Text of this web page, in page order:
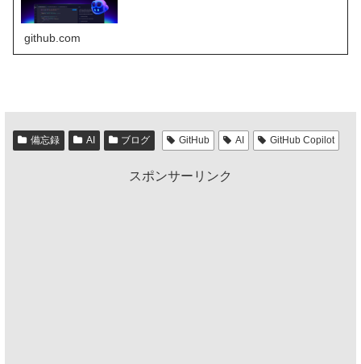
github.com
備忘録 AI ブログ GitHub AI GitHub Copilot
スポンサーリンク